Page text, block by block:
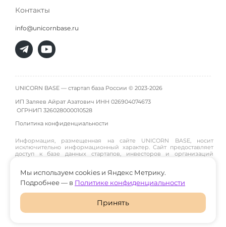
Контакты
info@unicornbase.ru
UNICORN BASE — стартап база России © 2023-2026
ИП Заляев Айрат Азатович ИНН 026904074673
ОГРНИП 326028000010528
Политика конфиденциальности
Информация, размещенная на сайте UNICORN BASE, носит
исключительно информационный характер. Сайт предоставляет
доступ к базе данных стартапов, инвесторов и организаций
публикуются пользователями или собираются из открытых
источников, поэтому администрация сайта не гарантирует их
достоверность и не участвует в инвестиционных сделках между
пользователями. Пользователи принимают решения о
взаимодействии, инвестициях и сотрудничестве самостоятельно
и на свой риск. Администрация сайта не несет ответственности за
возможные убытки или последствия, возникшие в результате
Мы используем cookies и Яндекс Метрику.
Подробнее — в Политике конфиденциальности
Принять